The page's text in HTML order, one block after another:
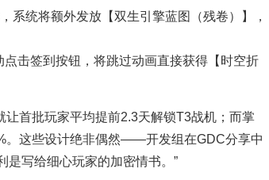
系统将额外发放【双生引擎蓝图（残卷）】，
击签到按钮，将跳过动画直接获得【时空折
让首批玩家平均提前2.3天解锁T3战机；而掌
。这些设计绝非偶然——开发组在GDC分享中
是写给细心玩家的加密情书。”